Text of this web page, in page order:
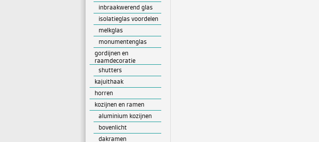
inbraakwerend glas
isolatieglas voordelen
melkglas
monumentenglas
gordijnen en
raamdecoratie
shutters
kajuithaak
horren
kozijnen en ramen
aluminium kozijnen
bovenlicht
dakramen